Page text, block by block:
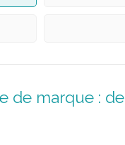
de marque :